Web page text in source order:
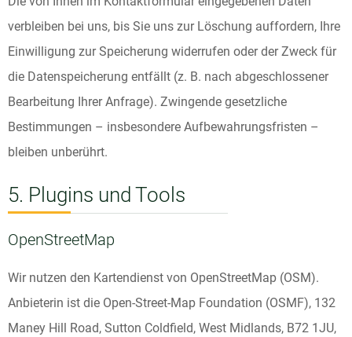
verbleiben bei uns, bis Sie uns zur Löschung auffordern, Ihre
Einwilligung zur Speicherung widerrufen oder der Zweck für
die Datenspeicherung entfällt (z. B. nach abgeschlossener
Bearbeitung Ihrer Anfrage). Zwingende gesetzliche
Bestimmungen – insbesondere Aufbewahrungsfristen –
bleiben unberührt.
5. Plugins und Tools
OpenStreetMap
Wir nutzen den Kartendienst von OpenStreetMap (OSM).
Anbieterin ist die Open-Street-Map Foundation (OSMF), 132
Maney Hill Road, Sutton Coldfield, West Midlands, B72 1JU,